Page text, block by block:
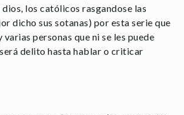
los católicos rasgandose las
dicho sus sotanas) por esta serie que
personas que ni se les puede
delito hasta hablar o criticar